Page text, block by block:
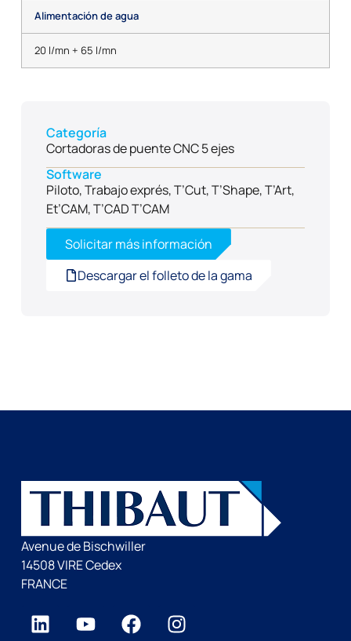
Alimentación de agua
20 l/mn + 65 l/mn
Categoría
Cortadoras de puente CNC 5 ejes
Software
Piloto, Trabajo exprés, T’Cut, T’Shape, T’Art,
Et’CAM, T’CAD T’CAM
Solicitar más información
Descargar el folleto de la gama
Avenue de Bischwiller
14508 VIRE Cedex
FRANCE